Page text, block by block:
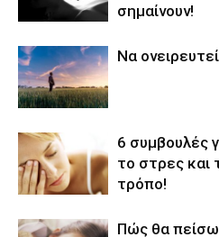
σημαίνουν!
Να
6 συμβουλές
το στρες και
τρόπο!
Πώς θα πείσω